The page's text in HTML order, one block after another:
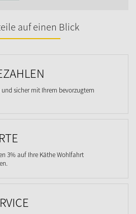
auf einen Blick
sicher mit Ihrem bevorzugtem
3% auf Ihre Käthe Wohlfahrt